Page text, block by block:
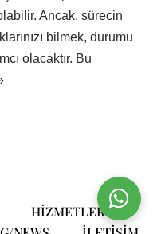
Ancak, sürecin
bilmek, durumu
olacaktır. Bu
HIZMETLERIMIZ